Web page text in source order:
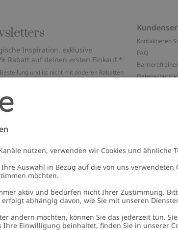
Inspiration, exklusive
Rabatt auf deinen ersten Einkauf.*
und ist nicht mit anderen Rabatten
Gilt nicht für limitierte Artikel. Bitte
Lies unsere
Kontaktieren
FAQ